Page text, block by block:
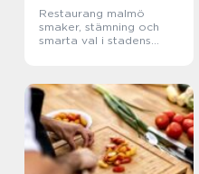
Restaurang malmö
smaker, stämning och
smarta val i stadens